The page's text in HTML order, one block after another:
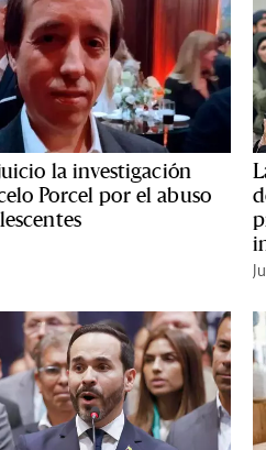
la investigación
Porcel por el abuso